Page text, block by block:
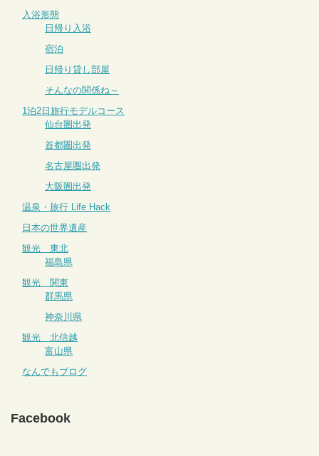
入浴形態
日帰り入浴
宿泊
日帰り貸し部屋
そんなの関係ね～
1泊2日旅行モデルコース
仙台圏出発
首都圏出発
名古屋圏出発
大阪圏出発
温泉・旅行 Life Hack
日本の世界遺産
観光 東北
福島県
観光 関東
群馬県
神奈川県
観光 北信越
富山県
なんでもブログ
Facebook